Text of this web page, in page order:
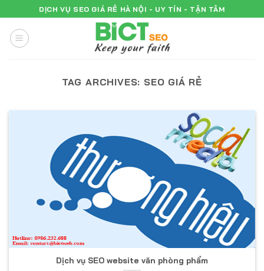
to
content
DỊCH VỤ SEO GIÁ RẺ HÀ NỘI - UY TÍN - TẬN TÂM
TAG ARCHIVES: SEO GIÁ RẺ
Dịch vụ SEO website văn phòng phẩm